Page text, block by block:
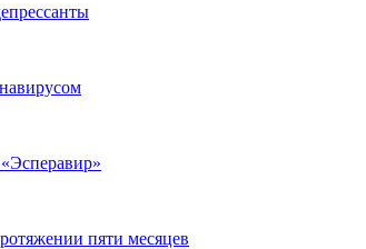
пяти месяцев